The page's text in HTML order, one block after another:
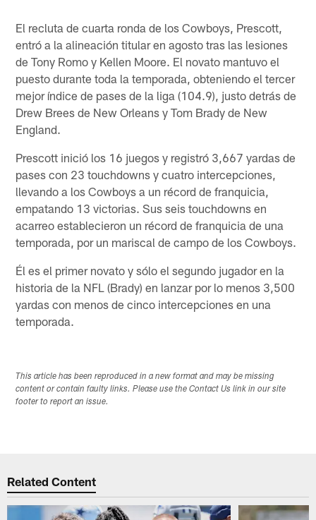
El recluta de cuarta ronda de los Cowboys, Prescott,
entró a la alineación titular en agosto tras las lesiones
de Tony Romo y Kellen Moore. El novato mantuvo el
puesto durante toda la temporada, obteniendo el tercer
mejor índice de pases de la liga (104.9), justo detrás de
Drew Brees de New Orleans y Tom Brady de New
England.
Prescott inició los 16 juegos y registró 3,667 yardas de
pases con 23 touchdowns y cuatro intercepciones,
llevando a los Cowboys a un récord de franquicia,
empatando 13 victorias. Sus seis touchdowns en
acarreo establecieron un récord de franquicia de una
temporada, por un mariscal de campo de los Cowboys.
Él es el primer novato y sólo el segundo jugador en la
historia de la NFL (Brady) en lanzar por lo menos 3,500
yardas con menos de cinco intercepciones en una
temporada.
This article has been reproduced in a new format and may be missing
content or contain faulty links. Please use the Contact Us link in our site
footer to report an issue.
Related Content